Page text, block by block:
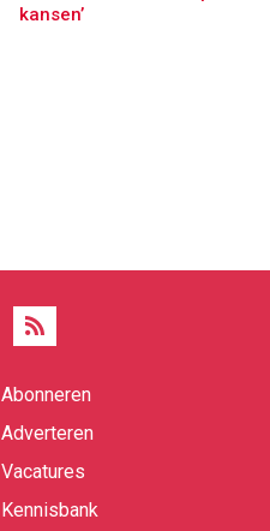
kansen’
Abonneren
Adverteren
Vacatures
Kennisbank